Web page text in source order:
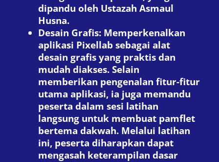
dipandu oleh Ustazah Asmaul
Husna.
Desain Grafis: Memperkenalkan
aplikasi Pixellab sebagai alat
desain grafis yang praktis dan
mudah diakses. Selain
memberikan pengenalan fitur-fitur
utama aplikasi, ia juga memandu
peserta dalam sesi latihan
langsung untuk membuat pamflet
bertema dakwah. Melalui latihan
ini, peserta diharapkan dapat
mengasah keterampilan dasar